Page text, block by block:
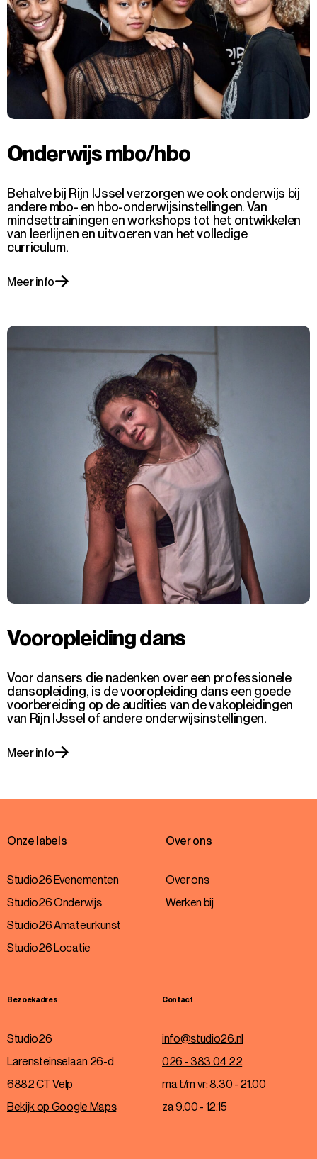
Onderwijs mbo/hbo
Behalve bij Rijn IJssel verzorgen we ook onderwijs bij
andere mbo- en hbo-onderwijsinstellingen. Van
mindsettrainingen en workshops tot het ontwikkelen
van leerlijnen en uitvoeren van het volledige
curriculum.
Meer info
Vooropleiding dans
Voor dansers die nadenken over een professionele
dansopleiding, is de vooropleiding dans een goede
voorbereiding op de audities van de vakopleidingen
van Rijn IJssel of andere onderwijsinstellingen.
Meer info
Onze labels
Studio26 Evenementen
Studio26 Onderwijs
Studio26 Amateurkunst
Studio26 Locatie
Over ons
Over ons
Werken bij
Bezoekadres
Studio26
Larensteinselaan 26-d
6882 CT Velp
Bekijk op Google Maps
Contact
info@studio26.nl
026 - 383 04 22
ma t/m vr: 8.30 - 21.00
za 9.00 - 12.15